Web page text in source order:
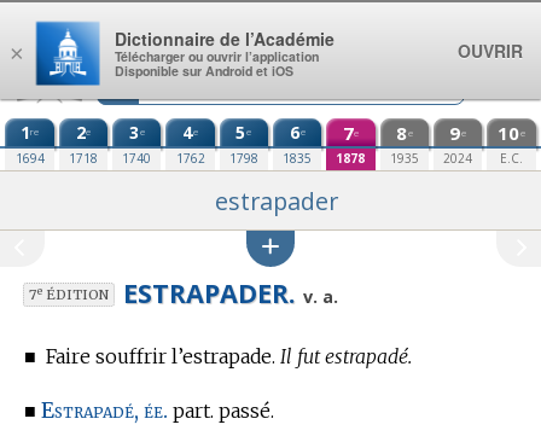
Aller au contenu
1re
1694
2e
1718
3e
1740
4e
1762
5e
1798
6e
1835
7e
1878
8e
1935
9e
2024
10e
E.C.
estrapader
7eÉDITION ESTRAPADER. v. a.
■ Faire souffrir l’estrapade. Il fut estrapadé.
■ Estrapadé, ée. part. passé.
×
Dictionnaire de l’Académie
Télécharger ou ouvrir l’application
Disponible sur Android et iOS
OUVRIR